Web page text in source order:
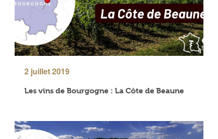
2 juillet 2019
Les vins de Bourgogne : La Côte de Beaune